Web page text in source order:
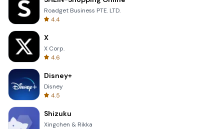
Roadget Business PTE. LTD.
4.4
X
X Corp.
4.6
Disney+
Disney
4.5
Shizuku
Xingchen & Rikka